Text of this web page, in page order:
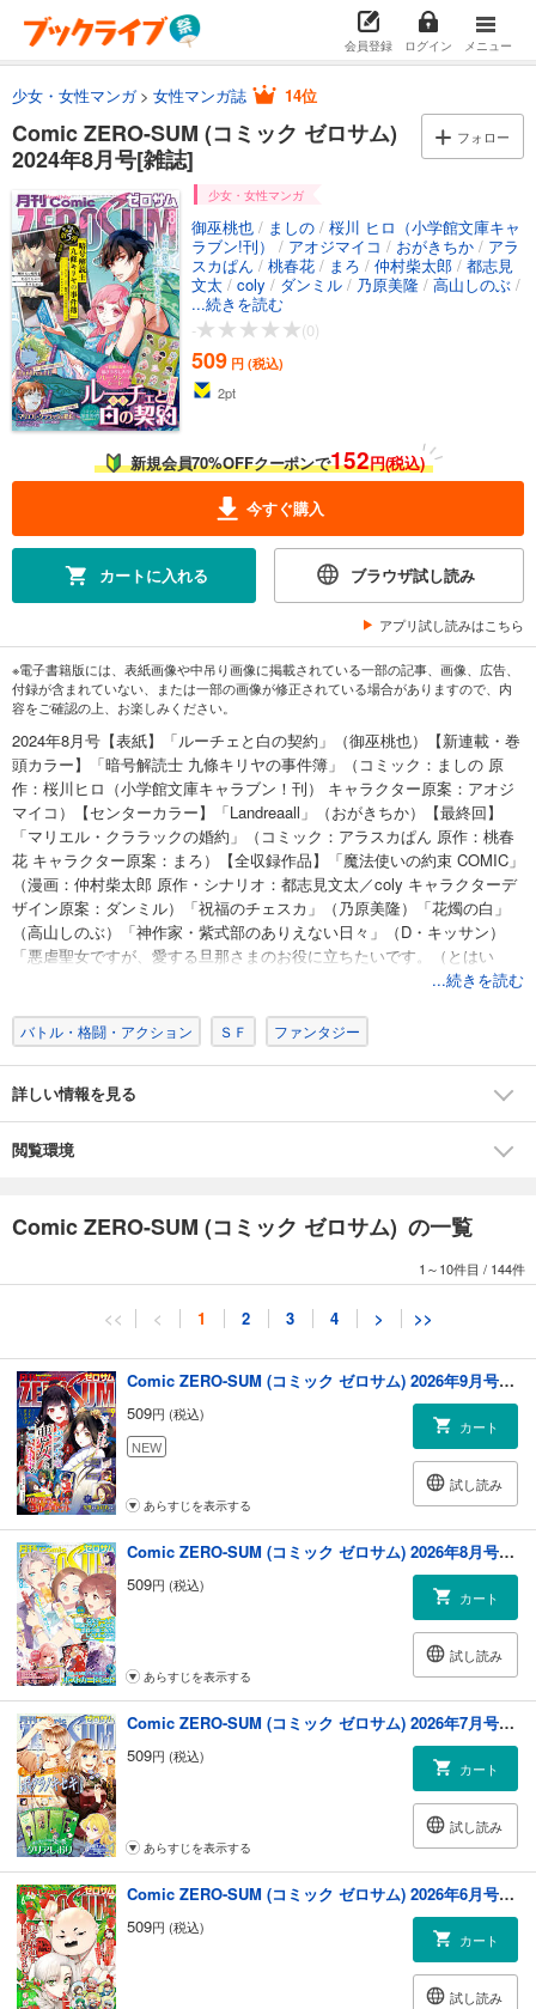
会員登録 ログイン メニュー
少女・女性マンガ 女性マンガ誌 14位
Comic ZERO-SUM (コミック ゼロサム)
2024年8月号[雑誌]
フォロー
少女・女性マンガ
御巫桃也 / ましの / 桜川 ヒロ（小学館文庫キャ
ラブン!刊）
/ アオジマイコ / おがきちか / アラ
スカぱん / 桃春花 / まろ / 仲村柴太郎 / 都志見
文太 / coly / ダンミル / 乃原美隆 / 高山しのぶ /
D・キッサン/
ずか/ 中乃なな花/
律/ 織川あさぎ /伊藤明十
冬日/おの秋人
楠谷佑
そふらぼん肘樹
...続きを読む
-
(0)
509 円 (税込)
2pt
新規会員70%OFFクーポンで152円(税込)
今すぐ購入
カートに入れる ブラウザ試し読み
アプリ試し読みはこちら
※電子書籍版には、表紙画像や中吊り画像に掲載されている一部の記事、画像、広告、
付録が含まれていない、または一部の画像が修正されている場合がありますので、内
容をご確認の上、お楽しみください。
2024年8月号【表紙】「ルーチェと白の契約」（御巫桃也）【新連載・巻
頭カラー】「暗号解読士 九條キリヤの事件簿」（コミック：ましの 原
作：桜川ヒロ（小学館文庫キャラブン！刊） キャラクター原案：アオジ
マイコ）【センターカラー】「Landreaall」（おがきちか）【最終回】
「マリエル・クララックの婚約」（コミック：アラスカぱん 原作：桃春
花 キャラクター原案：まろ）【全収録作品】「魔法使いの約束 COMIC」
（漫画：仲村柴太郎 原作・シナリオ：都志見文太／coly キャラクターデ
ザイン原案：ダンミル）「祝福のチェスカ」（乃原美隆）「花燭の白」
（高山しのぶ）「神作家・紫式部のありえない日々」（D・キッサン）
「悪虐聖女ですが、愛する旦那さまのお役に立ちたいです。（とはい
え、嫌われているのですが）」（コミック：提灯あんこ 原作：雨川透子
「乙女ゲームの破滅フラグしかない悪役令嬢に転生してしまった…」
（キャラクター原案・コミック：ひだかなみ 原作：山口悟）「竜騎士の
伊藤明十）「悪の華道を行きましょう」（漫画：やましろ梅太 原作：真
冬日）「家政魔導士の異世界生活～冒険中の家政婦業承ります！～」
（コミック：おの秋人 原作：文庫妖 キャラクター原案：なま）「ルーム
付けされてます。」（キャラクター原案・コミック：むぎちゃぽよこ 原
作：ビス）【番外編】「神クズ☆アイドル」（いそふらぼん肘樹）「夢
なら醒めてよ」（片瀬りた）「こぎつね、わらわら 稲荷神のまかない飯
いただきますっ！」（漫画：西実さく 原作：松幸かほ キャラクター原
案：テクノサマタ）「ボクラノキセキ」（久米田夏緒）「彼に依頼して
※「Fate/Grand Order -mortalis:stella-」（漫画：白峰 原作：TYPE-
MOON）、「悲劇の元凶となる最強外道ラスボス女王は民の為に尽くし
ます。 To The Savior」 （作画：かわのあきこ ネーム構成：こがわみさ
き 原作：天壱 キャラクター原案：鈴ノ助）は都合により休載させていた
だきます。※本電子書籍の表紙・目次・広告・情報・価格は、紙で発行し
た当時のものとなります。電子版に付録は含まれておりません。また、
作品のラインナップ・記事等が目次と異なる場合もございます。何卒ご
了承ください。
...続きを読む
バトル・格闘・アクション ＳＦ ファンタジー
詳しい情報を見る
閲覧環境
Comic ZERO-SUM (コミック ゼロサム) の一覧
1～10件目 / 144件
<< < 1 2 3 4 > >>
Comic ZERO-SUM (コミック ゼロサム) 2026年9月号[雑誌]
509円 (税込)
NEW
カート
試し読み
あらすじを表示する
Comic ZERO-SUM (コミック ゼロサム) 2026年8月号[雑誌]
509円 (税込)
カート
試し読み
あらすじを表示する
Comic ZERO-SUM (コミック ゼロサム) 2026年7月号[雑誌]
509円 (税込)
カート
試し読み
あらすじを表示する
Comic ZERO-SUM (コミック ゼロサム) 2026年6月号[雑誌]
509円 (税込)
カート
試し読み